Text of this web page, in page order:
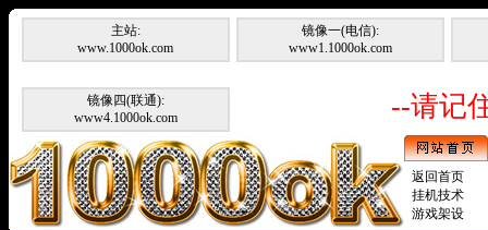
主站:
www.1000ok.com
镜像一(电信):
www1.1000ok.com
镜像四(联通):
www4.1000ok.com
--请记
返回首页
挂机技术
游戏架设